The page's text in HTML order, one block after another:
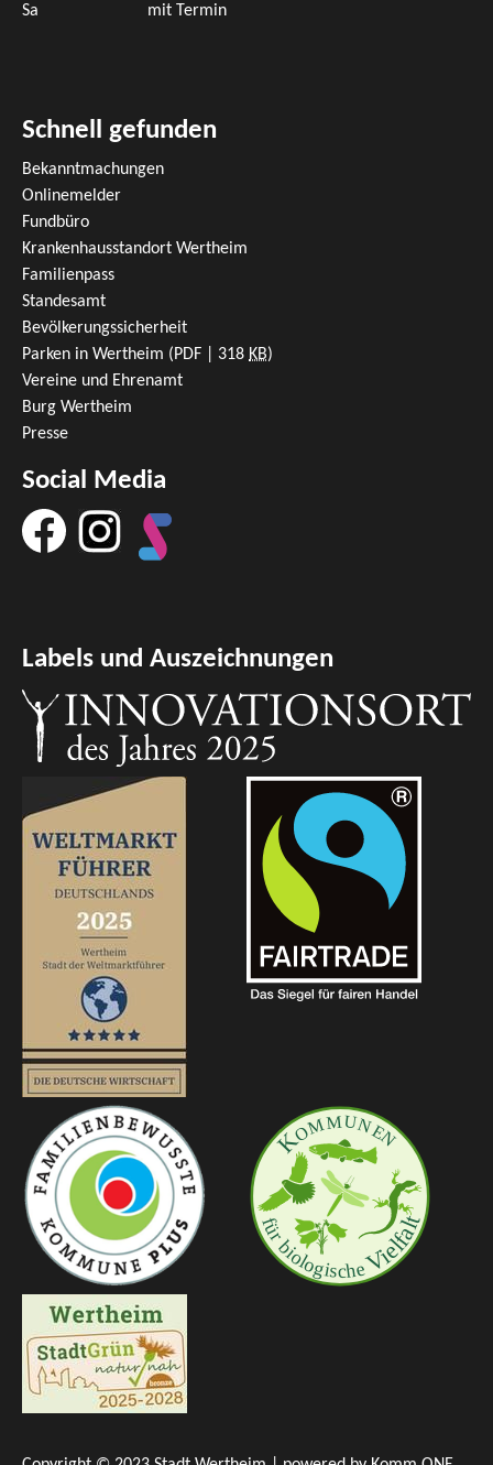
Sa
mit Termin
Schnell gefunden
Bekanntmachungen
Onlinemelder
Fundbüro
Krankenhausstandort Wertheim
Familienpass
Standesamt
Bevölkerungssicherheit
Parken in Wertheim (PDF | 318 KB)
Vereine und Ehrenamt
Burg Wertheim
Presse
Social Media
Labels und Auszeichnungen